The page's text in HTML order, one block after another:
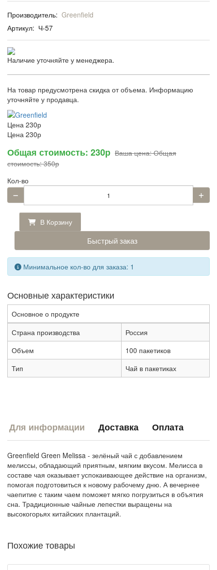
Производитель: Greenfield
Артикул: Ч-57
Наличие уточняйте у менеджера.
На товар предусмотрена скидка от объема. Информацию
уточняйте у продавца.
Цена 230р
Цена 230р
Общая стоимость: 230р Ваша цена:Общая
стоимость:350р
Кол-во
В Корзину
Быстрый заказ
Минимальное кол-во для заказа: 1
Основные характеристики
Основное о продукте
Страна производства
Россия
Объем
100 пакетиков
Тип
Чай в пакетиках
Для информации Доставка Оплата
Greenfield Green Melissa - зелёный чай с добавлением
мелиссы, обладающий приятным, мягким вкусом. Мелисса в
составе чая оказывает успокаивающее действие на организм,
помогая подготовиться к новому рабочему дню. А вечернее
чаепитие с таким чаем поможет мягко погрузиться в объятия
сна. Традиционные чайные лепестки выращены на
высокогорьях китайских плантаций.
Похожие товары